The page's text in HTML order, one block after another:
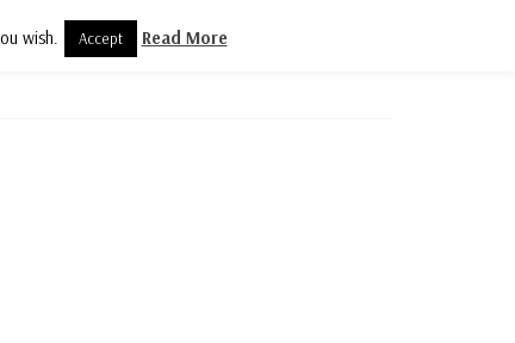
prywatności
wish. Accept Read More